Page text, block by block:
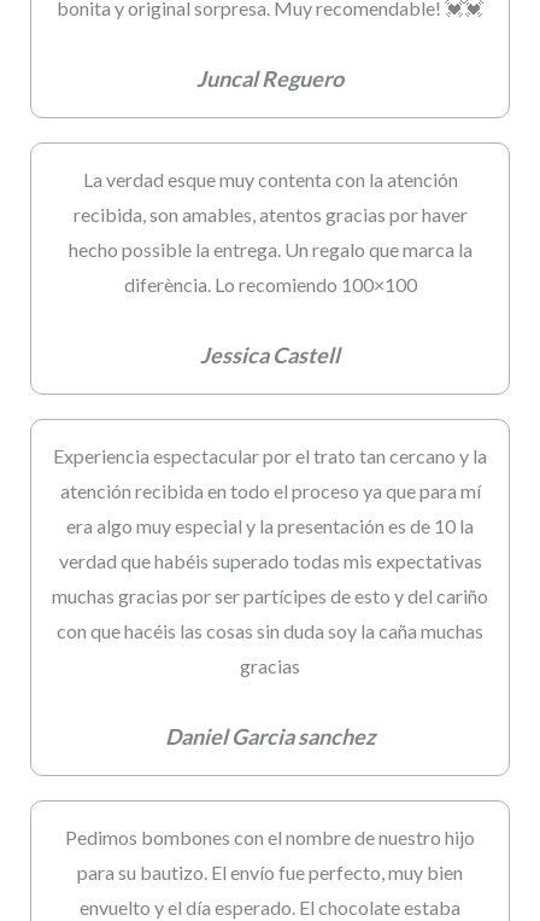
bonita y original sorpresa. Muy recomendable! 💓💓
Juncal Reguero
La verdad esque muy contenta con la atención
recibida, son amables, atentos gracias por haver
hecho possible la entrega. Un regalo que marca la
diferència. Lo recomiendo 100×100
Jessica Castell
Experiencia espectacular por el trato tan cercano y la
atención recibida en todo el proceso ya que para mí
era algo muy especial y la presentación es de 10 la
verdad que habéis superado todas mis expectativas
muchas gracias por ser partícipes de esto y del cariño
con que hacéis las cosas sin duda soy la caña muchas
gracias
Daniel Garcia sanchez
Pedimos bombones con el nombre de nuestro hijo
para su bautizo. El envío fue perfecto, muy bien
envuelto y el día esperado. El chocolate estaba